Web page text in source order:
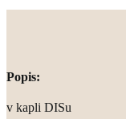
Popis:
v kapli DISu